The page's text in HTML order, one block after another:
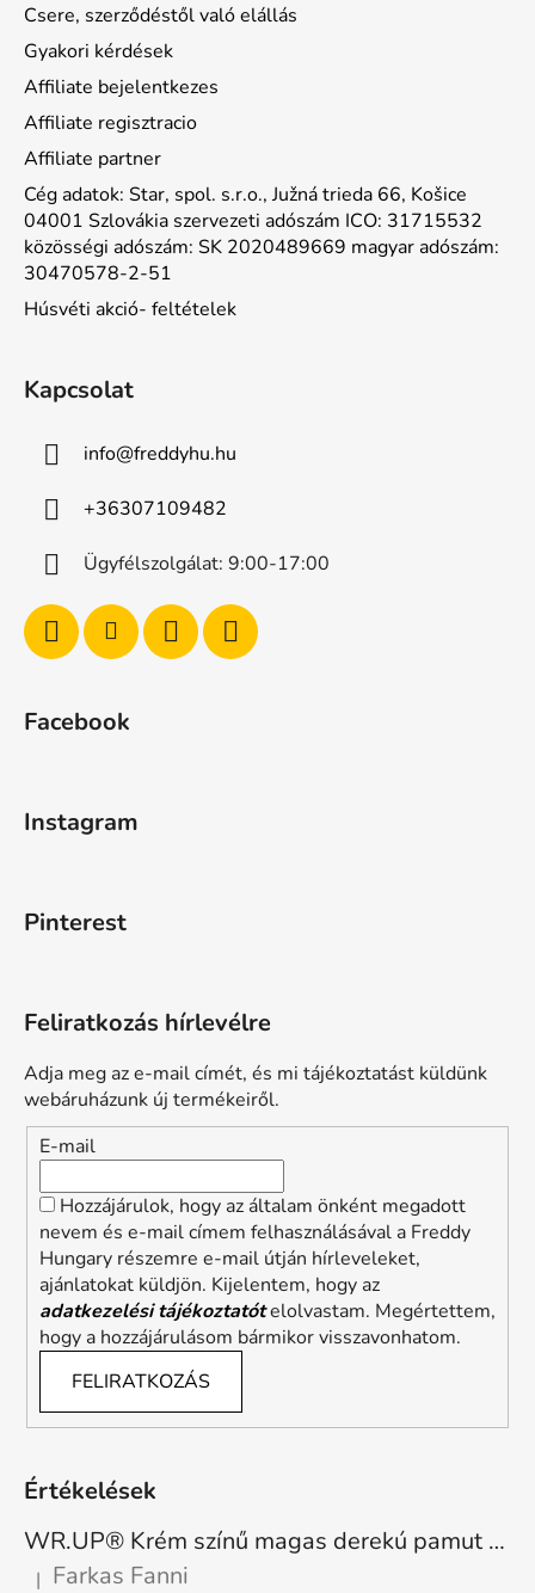
Csere, szerződéstől való elállás
Gyakori kérdések
Affiliate bejelentkezes
Affiliate regisztracio
Affiliate partner
Cég adatok: Star, spol. s.r.o., Južná trieda 66, Košice
04001 Szlovákia szervezeti adószám ICO: 31715532
közösségi adószám: SK 2020489669 magyar adószám:
30470578-2-51
Húsvéti akció- feltételek
Kapcsolat
info@freddyhu.hu
+36307109482
Ügyfélszolgálat: 9:00-17:00
Facebook
Instagram
Pinterest
Feliratkozás hírlevélre
Adja meg az e-mail címét, és mi tájékoztatást küldünk
webáruházunk új termékeiről.
E-mail
Hozzájárulok, hogy az általam önként megadott
nevem és e-mail címem felhasználásával a Freddy
Hungary részemre e-mail útján hírleveleket,
ajánlatokat küldjön. Kijelentem, hogy az
adatkezelési tájékoztatótelolvastam. Megértettem,
hogy a hozzájárulásom bármikor visszavonhatom.
FELIRATKOZÁS
Értékelések
WR.UP® Krém színű magas derekú pamut nadrág RE(MOVE) WRUP1HC001ORG, Z40
| Farkas Fanni